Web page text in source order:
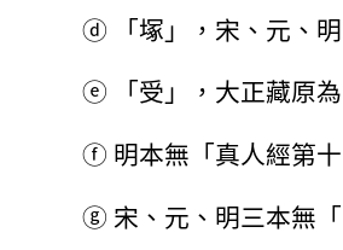
ⓓ 「塚」，宋、元、
ⓔ 「受」，大正藏原
ⓕ 明本無「真人經第
ⓖ 宋、元、明三本無